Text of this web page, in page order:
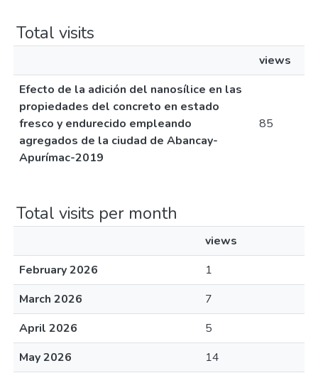
Total visits
views
Efecto de la adición del nanosílice en las
propiedades del concreto en estado
fresco y endurecido empleando
agregados de la ciudad de Abancay-
Apurímac-2019
85
Total visits per month
views
February 2026
1
March 2026
7
April 2026
5
May 2026
14